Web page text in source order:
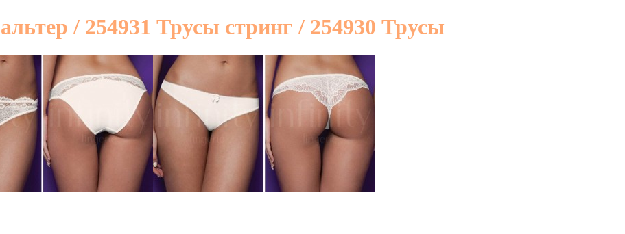
/ 254931 Трусы стринг / 254930 Трусы